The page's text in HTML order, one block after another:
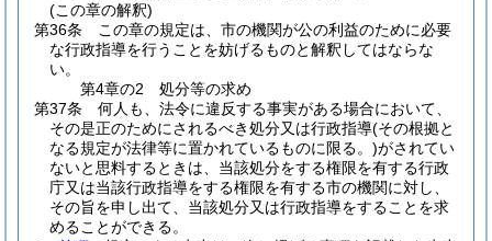
(この章の解釈)
第36条
この章の規定は、市の機関が公の利益のために必要
な行政指導を行うことを妨げるものと解釈してはならな
い。
第4章の2
処分等の求め
第37条
何人も、法令に違反する事実がある場合において、
その是正のためにされるべき処分又は行政指導(その根拠と
なる規定が法律等に置かれているものに限る。)がされてい
ないと思料するときは、当該処分をする権限を有する行政
庁又は当該行政指導をする権限を有する市の機関に対し、
その旨を申し出て、当該処分又は行政指導をすることを求
めることができる。